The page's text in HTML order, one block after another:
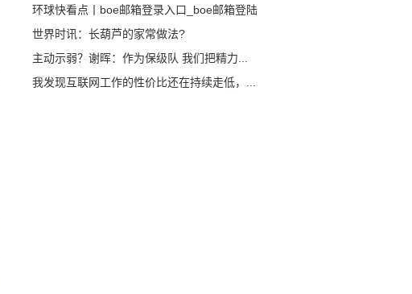
环球快看点丨boe邮箱登录入口_boe邮箱登陆
世界时讯：长葫芦的家常做法?
主动示弱？谢晖：作为保级队 我们把精力...
我发现互联网工作的性价比还在持续走低，...